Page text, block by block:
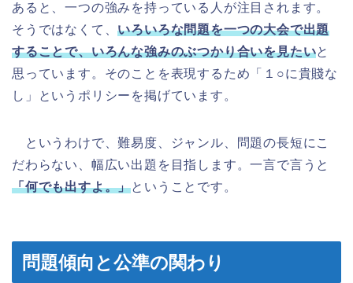
あると、一つの強みを持っている人が注目されます。
そうではなくて、いろいろな問題を一つの大会で出題
することで、いろんな強みのぶつかり合いを見たいと
思っています。そのことを表現するため「１○に貴賤な
し」というポリシーを掲げています。
というわけで、難易度、ジャンル、問題の長短にこ
だわらない、幅広い出題を目指します。一言で言うと
「何でも出すよ。」ということです。
問題傾向と公準の関わり